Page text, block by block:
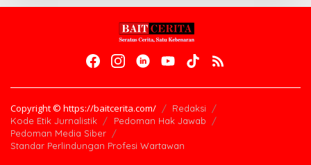
Copyright © https://baitcerita.com/
Redaksi
Kode Etik Jurnalistik
Pedoman Hak Jawab
Pedoman Media Siber
Standar Perlindungan Profesi Wartawan